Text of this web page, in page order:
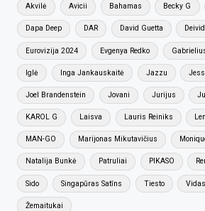
Akvilė Avicii Bahamas Becky G
Dapa Deep DAR David Guetta
Eurovizija 2024 Evgenya Redko
Iglė Inga Jankauskaitė Jazzu
Joel Brandenstein Jovani Jurijus
KAROL G Laisva Lauris Reiniks
MAN-GO Marijonas Mikutavičius
Natalija Bunkė Patruliai PIKASO
Sido Singapūras Satīns Tiesto
Žemaitukai